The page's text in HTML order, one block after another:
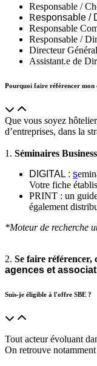
Responsable /
Responsable /
Responsable
Responsable /
Directeur
Assistant.e de
Pourquoi faire référencer mon
Que vous soyez
d’entreprises, dans la
1. Séminaires
DIGITAL : s
Votre fiche
PRINT : un
également
*Moteur de recherche
2. Se faire référencer,
agences et
Suis-je éligible à l'offre SBE ?
Tout acteur évoluant
On retrouve notamment